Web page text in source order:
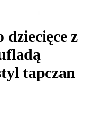
dziecięce z
tapczan